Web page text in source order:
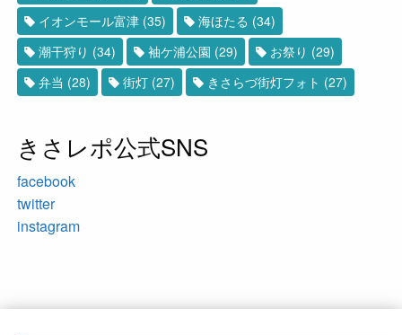
イオンモール富津 (35) 海ほたる (34)
潮干狩り (34) 袖ケ浦公園 (29) お祭り (29)
弁当 (28) 街灯 (27) きさらづ街灯フォト (27)
きさレポ公式SNS
facebook
twitter
instagram